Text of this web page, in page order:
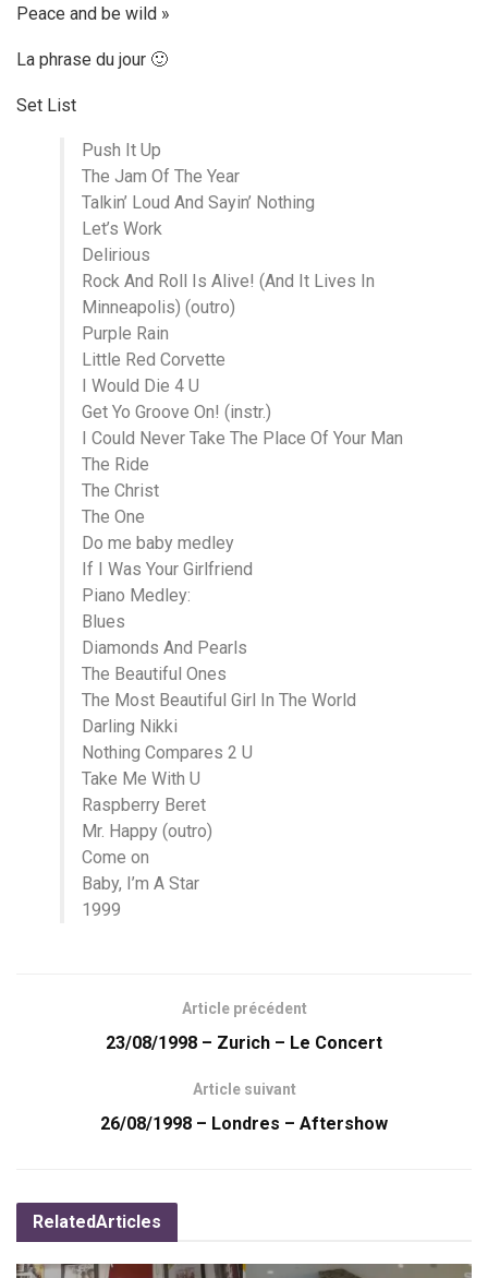
Peace and be wild »
La phrase du jour 🙂
Set List
Push It Up
The Jam Of The Year
Talkin’ Loud And Sayin’ Nothing
Let’s Work
Delirious
Rock And Roll Is Alive! (And It Lives In
Minneapolis) (outro)
Purple Rain
Little Red Corvette
I Would Die 4 U
Get Yo Groove On! (instr.)
I Could Never Take The Place Of Your Man
The Ride
The Christ
The One
Do me baby medley
If I Was Your Girlfriend
Piano Medley:
Blues
Diamonds And Pearls
The Beautiful Ones
The Most Beautiful Girl In The World
Darling Nikki
Nothing Compares 2 U
Take Me With U
Raspberry Beret
Mr. Happy (outro)
Come on
Baby, I’m A Star
1999
Article précédent
23/08/1998 – Zurich – Le Concert
Article suivant
26/08/1998 – Londres – Aftershow
RelatedArticles